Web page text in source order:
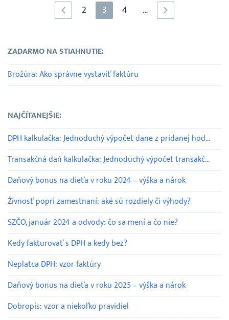
2 3 4 …
ZADARMO NA STIAHNUTIE:
Brožúra: Ako správne vystaviť faktúru
NAJČÍTANEJŠIE:
DPH kalkulačka: Jednoduchý výpočet dane z pridanej hodnoty
Transakčná daň kalkulačka: Jednoduchý výpočet transakčnej dane
Daňový bonus na dieťa v roku 2024 – výška a nárok
Živnosť popri zamestnaní: aké sú rozdiely či výhody?
SZČO, január 2024 a odvody: čo sa mení a čo nie?
Kedy fakturovať s DPH a kedy bez?
Neplatca DPH: vzor faktúry
Daňový bonus na dieťa v roku 2025 – výška a nárok
Dobropis: vzor a niekoľko pravidiel